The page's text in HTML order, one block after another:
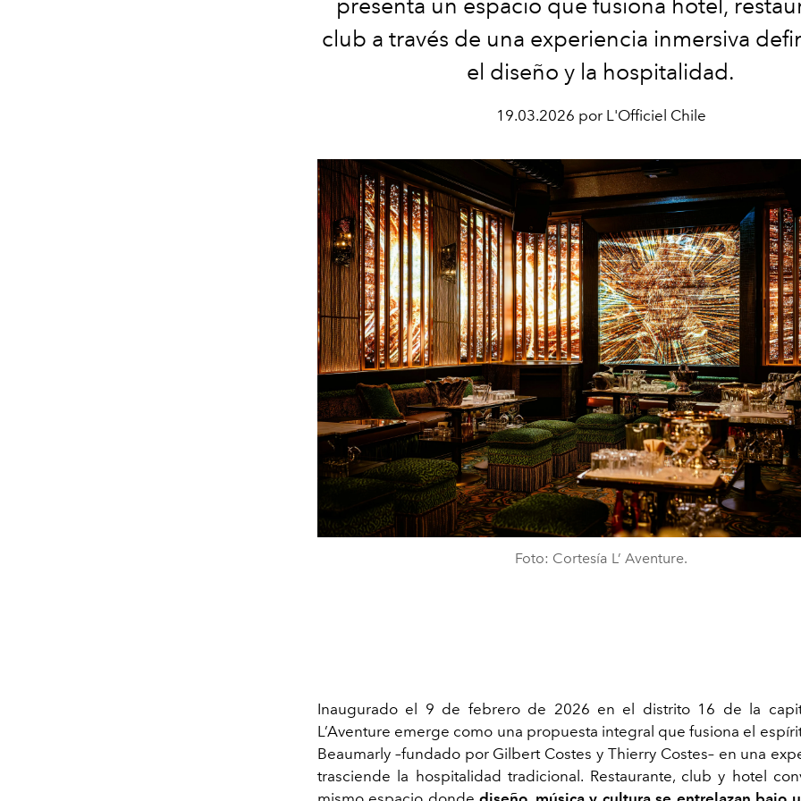
presenta un espacio que fusiona hotel,
club a través de una experiencia inmersiva
el diseño y la hospitalidad.
19.03.2026 por L'Officiel Chile
Foto: Cortesía L’ Aventure.
Inaugurado el 9 de febrero de 2026 en el distrito 16 de la
L’Aventure emerge como una propuesta integral que fusiona el
Beaumarly –fundado por Gilbert Costes y Thierry Costes– en una
trasciende la hospitalidad tradicional. Restaurante, club y hotel